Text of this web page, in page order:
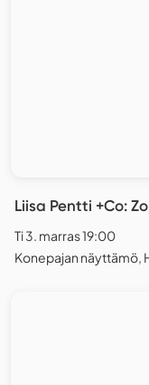
Liisa Pentti +Co:
Ti 3. marras 19:00
Konepajan näyttämö,